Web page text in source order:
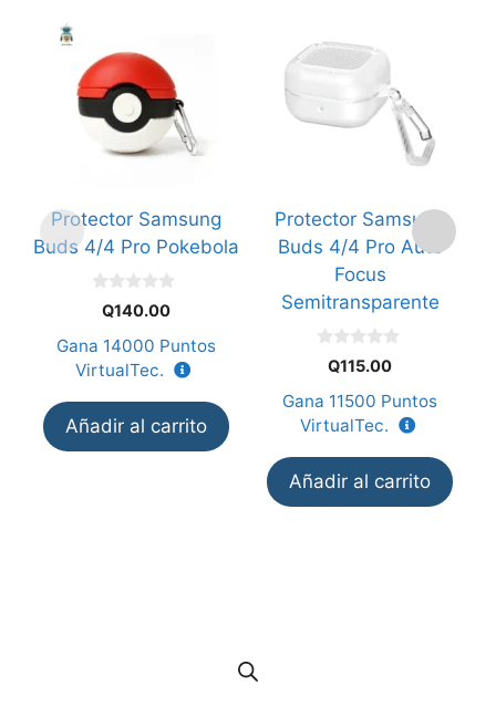
Protector Samsung
Buds 4/4 Pro Pokebola
5
Q140.00
Gana 14000 Puntos
VirtualTec.
Añadir al carrito
Protector Samsung
Buds 4/4 Pro Auto
Focus
Semitransparente
5
Q115.00
Gana 11500 Puntos
VirtualTec.
Añadir al carrito